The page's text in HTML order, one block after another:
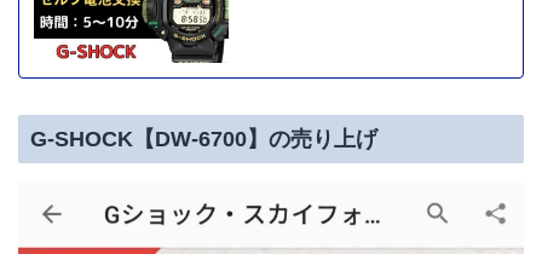
G-SHOCK【DW-6700】の売り上げ